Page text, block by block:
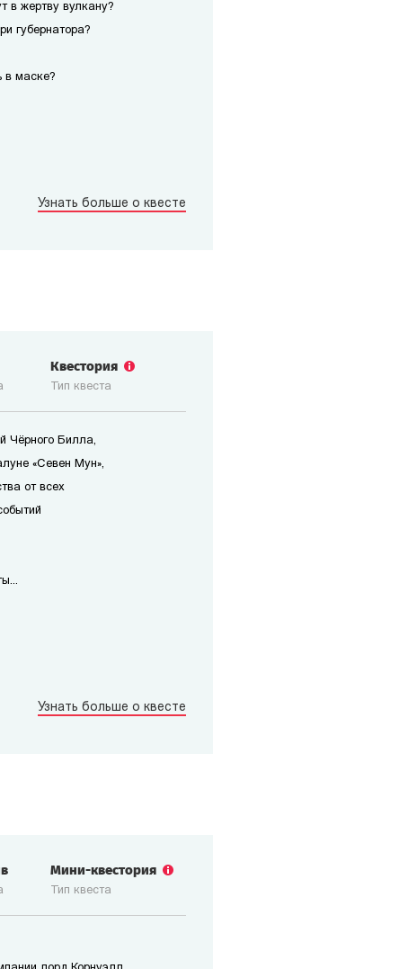
в жертву вулкану?
губернатора?
в маске?
Узнать больше о квесте
Тип квеста
Квестория
Чёрного Билла,
«Севен Мун»,
от всех
Узнать больше о квесте
Тип квеста
Мини-квестория